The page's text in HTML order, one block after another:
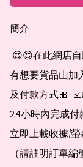
簡介
有想要貨品山加入
及付款方式🎀  ☑️
24小時內完成付
立即上載收據/
（請註明訂單